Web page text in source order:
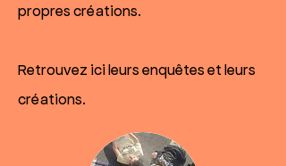
propres créations.
Retrouvez ici leurs enquêtes et leurs
créations.